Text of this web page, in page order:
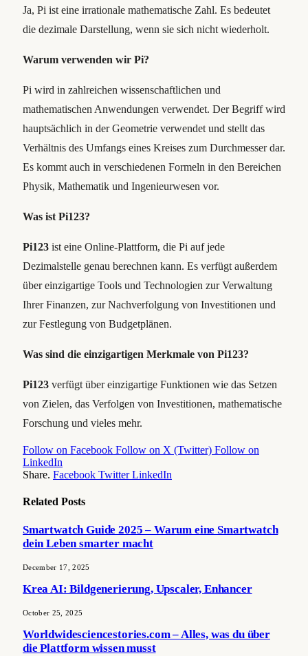
Ja, Pi ist eine irrationale mathematische Zahl. Es bedeutet
die dezimale Darstellung, wenn sie sich nicht wiederholt.
Warum verwenden wir Pi?
Pi wird in zahlreichen wissenschaftlichen und
mathematischen Anwendungen verwendet. Der Begriff wird
hauptsächlich in der Geometrie verwendet und stellt das
Verhältnis des Umfangs eines Kreises zum Durchmesser dar.
Es kommt auch in verschiedenen Formeln in den Bereichen
Physik, Mathematik und Ingenieurwesen vor.
Was ist Pi123?
Pi123 ist eine Online-Plattform, die Pi auf jede
Dezimalstelle genau berechnen kann. Es verfügt außerdem
über einzigartige Tools und Technologien zur Verwaltung
Ihrer Finanzen, zur Nachverfolgung von Investitionen und
zur Festlegung von Budgetplänen.
Was sind die einzigartigen Merkmale von Pi123?
Pi123 verfügt über einzigartige Funktionen wie das Setzen
von Zielen, das Verfolgen von Investitionen, mathematische
Forschung und vieles mehr.
Follow on Facebook Follow on X (Twitter) Follow on
LinkedIn
Share. Facebook Twitter LinkedIn
Related Posts
Smartwatch Guide 2025 – Warum eine Smartwatch
dein Leben smarter macht
December 17, 2025
Krea AI: Bildgenerierung, Upscaler, Enhancer
October 25, 2025
Worldwidesciencestories.com – Alles, was du über
die Plattform wissen musst